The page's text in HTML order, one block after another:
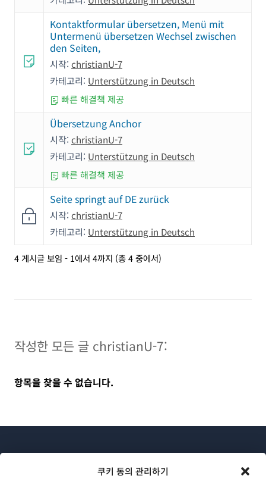
쿠키 동의 관리하기
Kontaktformular übersetzen, Menü mit
Untermenü übersetzen Wechsel zwischen
den Seiten,
시작: christianU-7
카테고리: Unterstützung in Deutsch
빠른 해결책 제공
Übersetzung Anchor
시작: christianU-7
카테고리: Unterstützung in Deutsch
빠른 해결책 제공
Seite springt auf DE zurück
시작: christianU-7
카테고리: Unterstützung in Deutsch
4 게시글 보임 - 1에서 4까지 (총 4 중에서)
작성한 모든 글 christianU-7:
항목을 찾을 수 없습니다.